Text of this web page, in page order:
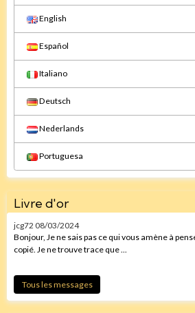
English
Español
Italiano
Deutsch
Nederlands
Portuguesa
Livre d'or
jcg72 08/03/2024
Bonjour, Je ne sais pas ce qui vous amène à
copié. Je ne trouve trace que ...
Tous les messages